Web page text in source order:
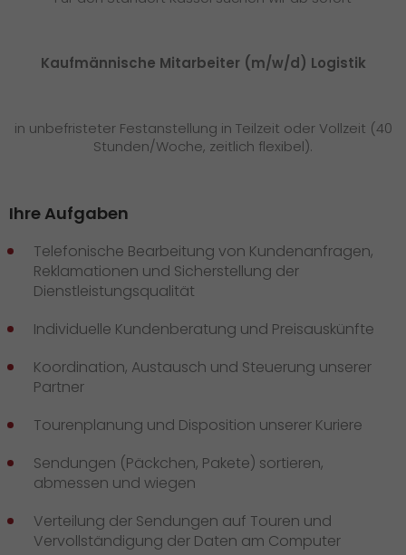
Kaufmännische Mitarbeiter (m/w/d) Logistik
in unbefristeter Festanstellung in Teilzeit oder Vollzeit (40
Stunden/Woche, zeitlich flexibel).
Ihre Aufgaben
Telefonische Bearbeitung von Kundenanfragen,
Reklamationen und Sicherstellung der
Dienstleistungsqualität
Individuelle Kundenberatung und Preisauskünfte
Koordination, Austausch und Steuerung unserer
Partner
Tourenplanung und Disposition unserer Kuriere
Sendungen (Päckchen, Pakete) sortieren,
abmessen und wiegen
Verteilung der Sendungen auf Touren und
Vervollständigung der Daten am Computer